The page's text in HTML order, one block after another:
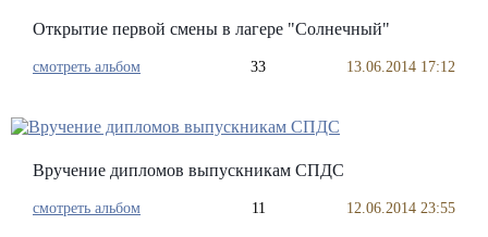
Открытие первой смены в лагере "Солнечный"
смотреть альбом 33 13.06.2014 17:12
Вручение дипломов выпускникам СПДС
смотреть альбом 11 12.06.2014 23:55